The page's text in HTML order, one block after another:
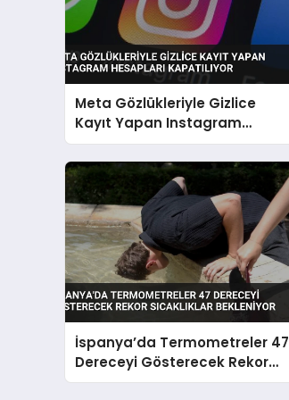
Meta Gözlükleriyle Gizlice
Kayıt Yapan Instagram
Hesapları Kapatılıyor
İspanya’da Termometreler 47
Dereceyi Gösterecek Rekor
Sıcaklıklar Bekleniyor